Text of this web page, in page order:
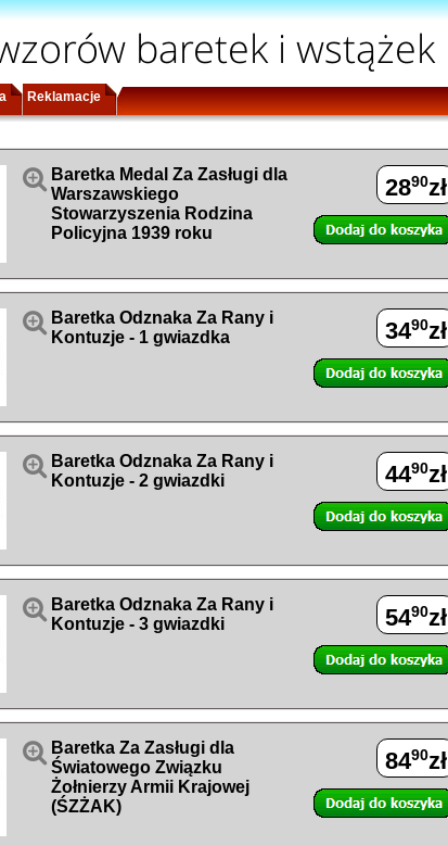
baretek i wstążek
Reklamacje
 Baretka Medal Za Zasługi dla
Warszawskiego
Stowarzyszenia Rodzina
Policyjna 1939 roku
2890zł
 Baretka Odznaka Za Rany i
Kontuzje - 1 gwiazdka
3490zł
 Baretka Odznaka Za Rany i
Kontuzje - 2 gwiazdki
4490zł
 Baretka Odznaka Za Rany i
Kontuzje - 3 gwiazdki
5490zł
 Baretka Za Zasługi dla
Światowego Związku
Żołnierzy Armii Krajowej
(ŚZŻAK)
8490zł